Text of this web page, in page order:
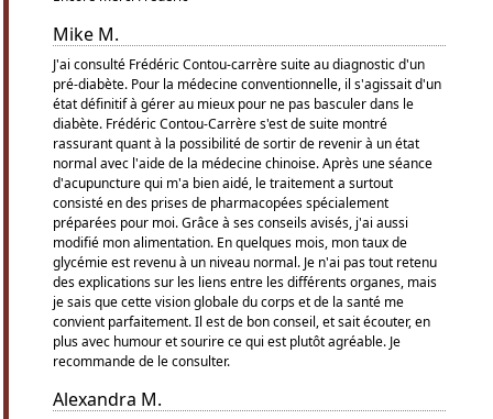
Mike M.
J'ai consulté Frédéric Contou-carrère suite au diagnostic d'un
pré-diabète. Pour la médecine conventionnelle, il s'agissait d'un
état définitif à gérer au mieux pour ne pas basculer dans le
diabète. Frédéric Contou-Carrère s'est de suite montré
rassurant quant à la possibilité de sortir de revenir à un état
normal avec l'aide de la médecine chinoise. Après une séance
d'acupuncture qui m'a bien aidé, le traitement a surtout
consisté en des prises de pharmacopées spécialement
préparées pour moi. Grâce à ses conseils avisés, j'ai aussi
modifié mon alimentation. En quelques mois, mon taux de
glycémie est revenu à un niveau normal. Je n'ai pas tout retenu
des explications sur les liens entre les différents organes, mais
je sais que cette vision globale du corps et de la santé me
convient parfaitement. Il est de bon conseil, et sait écouter, en
plus avec humour et sourire ce qui est plutôt agréable. Je
recommande de le consulter.
Alexandra M.